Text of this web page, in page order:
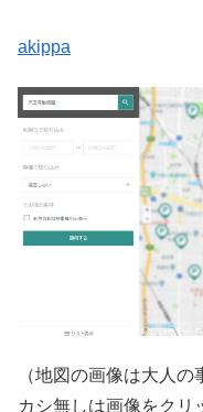
akippa
（地図の画像は大人
カシ無しは画像をクリ